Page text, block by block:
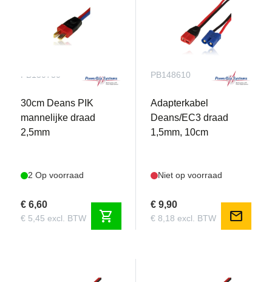
PB130730
30cm Deans PIK
mannelijke draad
2,5mm
2 Op voorraad
€ 6,60
€ 5,45 excl. BTW shopping_cart
PB148610
Adapterkabel
Deans/EC3 draad
1,5mm, 10cm
Niet op voorraad
€ 9,90
€ 8,18 excl. BTW mail